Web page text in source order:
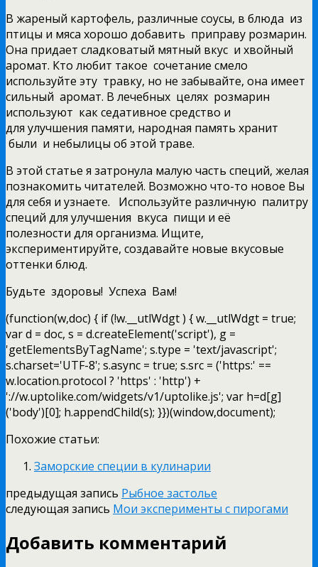
В жареный картофель, различные соусы, в блюда из
птицы и мяса хорошо добавить приправу розмарин.
Она придает сладковатый мятный вкус и хвойный
аромат. Кто любит такое сочетание смело
используйте эту травку, но не забывайте, она имеет
сильный аромат. В лечебных целях розмарин
используют как седативное средство и
для улучшения памяти, народная память хранит
были и небылицы об этой траве.
В этой статье я затронула малую часть специй, желая
познакомить читателей. Возможно что-то новое Вы
для себя и узнаете. Используйте различную палитру
специй для улучшения вкуса пищи и её
полезности для организма. Ищите,
экспериментируйте, создавайте новые вкусовые
оттенки блюд.
Будьте здоровы! Успеха Вам!
(function(w,doc) { if (!w.__utlWdgt ) { w.__utlWdgt = true;
var d = doc, s = d.createElement('script'), g =
'getElementsByTagName'; s.type = 'text/javascript';
s.charset='UTF-8'; s.async = true; s.src = ('https:' ==
w.location.protocol ? 'https' : 'http') +
'://w.uptolike.com/widgets/v1/uptolike.js'; var h=d[g]
('body')[0]; h.appendChild(s); }})(window,document);
Похожие статьи:
Заморские специи в кулинарии
предыдущая запись Рыбное застолье
следующая запись Мои эксперименты с пирогами
Добавить комментарий